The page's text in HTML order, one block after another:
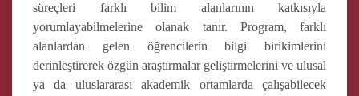
süreçleri farklı bilim alanlarının katkısıyla
yorumlayabilmelerine olanak tanır. Program, farklı
alanlardan gelen öğrencilerin bilgi birikimlerini
derinleştirerek özgün araştırmalar geliştirmelerini ve ulusal
ya da uluslararası akademik ortamlarda çalışabilecek